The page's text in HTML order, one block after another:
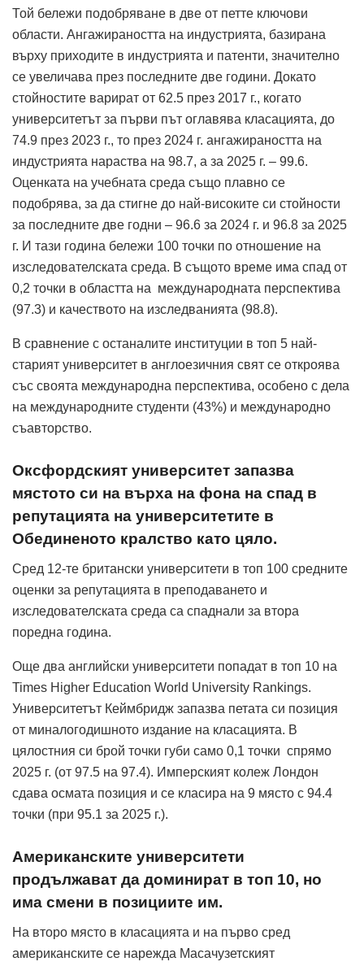
Той бележи подобряване в две от петте ключови
области. Ангажираността на индустрията, базирана
върху приходите в индустрията и патенти, значително
се увеличава през последните две години. Докато
стойностите варират от 62.5 през 2017 г., когато
университетът за първи път оглавява класацията, до
74.9 през 2023 г., то през 2024 г. ангажираността на
индустрията нараства на 98.7, а за 2025 г. – 99.6.
Оценката на учебната среда също плавно се
подобрява, за да стигне до най-високите си стойности
за последните две годни – 96.6 за 2024 г. и 96.8 за 2025
г. И тази година бележи 100 точки по отношение на
изследователската среда. В същото време има спад от
0,2 точки в областта на международната перспектива
(97.3) и качеството на изследванията (98.8).
В сравнение с останалите институции в топ 5 най-
старият университет в англоезичния свят се откроява
със своята международна перспектива, особено с дела
на международните студенти (43%) и международно
съавторство.
Оксфордският университет запазва
мястото си на върха на фона на спад в
репутацията на университетите в
Обединеното кралство като цяло.
Сред 12-те британски университети в топ 100 средните
оценки за репутацията в преподаването и
изследователската среда са спаднали за втора
поредна година.
Още два английски университети попадат в топ 10 на
Times Higher Education World University Rankings.
Университетът Кеймбридж запазва петата си позиция
от миналогодишното издание на класацията. В
цялостния си брой точки губи само 0,1 точки спрямо
2025 г. (от 97.5 на 97.4). Имперският колеж Лондон
сдава осмата позиция и се класира на 9 място с 94.4
точки (при 95.1 за 2025 г.).
Американските университети
продължават да доминират в топ 10, но
има смени в позициите им.
На второ място в класацията и на първо сред
американските се нарежда Масачузетският